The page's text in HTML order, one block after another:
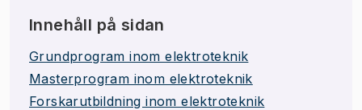
Innehåll på sidan
Grundprogram inom elektroteknik
Masterprogram inom elektroteknik
Forskarutbildning inom elektroteknik